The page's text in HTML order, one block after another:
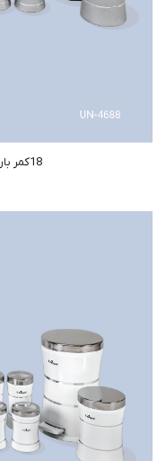
18کمر باریک خطی نقره ای استیل